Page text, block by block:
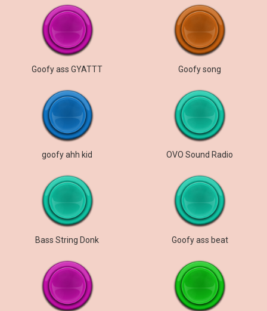
Goofy ass GYATTT Goofy song
goofy ahh kid OVO Sound Radio
Bass String Donk Goofy ass beat